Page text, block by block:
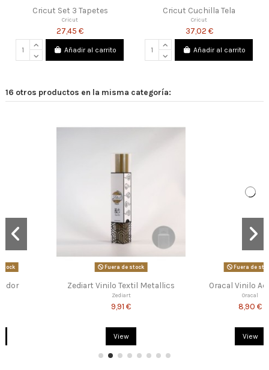
Cricut Set 3 Tapetes
Cricut
27,45 €
Añadir al carrito
Cricut Cuchilla Tela
Cricut
37,02 €
Añadir al carrito
16 otros productos en la misma categoría:
Zediart Vinilo Textil Metallics Oracal Vinilo Adhesivo